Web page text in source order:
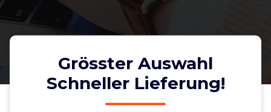
Grösster Auswahl
Schneller Lieferung!